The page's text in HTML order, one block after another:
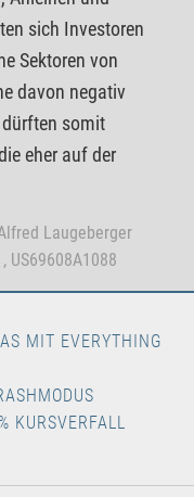
sich Investoren
Sektoren von
davon negativ
somit
eher auf der
Laugeberger
US69608A1088
MIT EVERYTHING
KURSVERFALL